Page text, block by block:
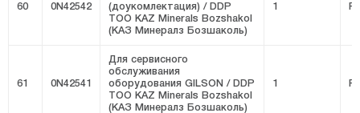
60 0N42542
(доукомлектация) / DDP
ТОО KAZ Minerals Bozshakol
(КАЗ Минералз Бозшаколь)
1
61 0N42541
Для сервисного
обслуживания
оборудования GILSON / DDP
ТОО KAZ Minerals Bozshakol
(КАЗ Минералз Бозшаколь)
1